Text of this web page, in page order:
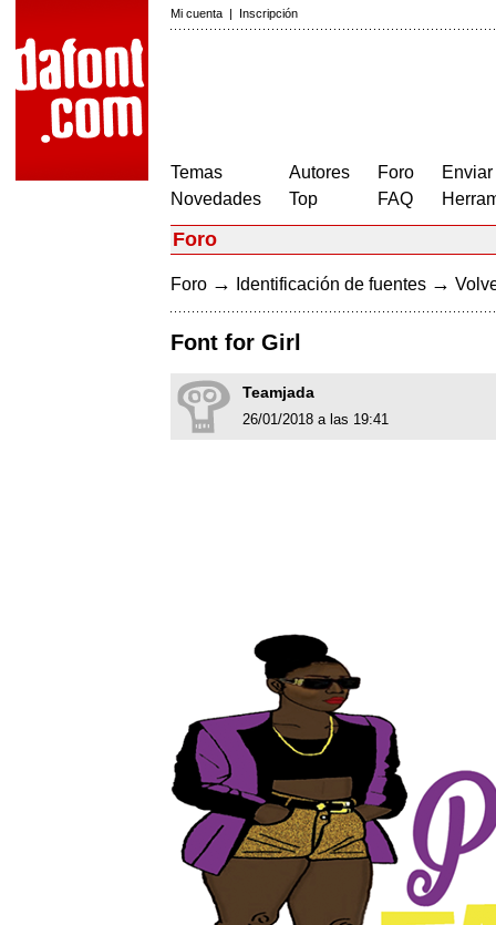
Mi cuenta | Inscripción
Temas
Novedades
Autores
Top
Foro
FAQ
Foro
Foro → Identificación de fuentes →
Font for Girl
Teamjada
26/01/2018 a las 19:41